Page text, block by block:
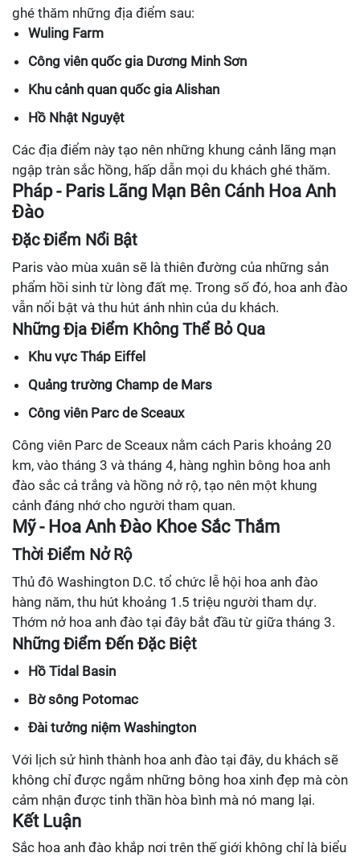
ghé thăm những địa điểm sau:
Wuling Farm
Công viên quốc gia Dương Minh Sơn
Khu cảnh quan quốc gia Alishan
Hồ Nhật Nguyệt
Các địa điểm này tạo nên những khung cảnh lãng mạn
ngập tràn sắc hồng, hấp dẫn mọi du khách ghé thăm.
Pháp - Paris Lãng Mạn Bên Cánh Hoa Anh
Đào
Đặc Điểm Nổi Bật
Paris vào mùa xuân sẽ là thiên đường của những sản
phẩm hồi sinh từ lòng đất mẹ. Trong số đó, hoa anh đào
vẫn nổi bật và thu hút ánh nhìn của du khách.
Những Địa Điểm Không Thể Bỏ Qua
Khu vực Tháp Eiffel
Quảng trường Champ de Mars
Công viên Parc de Sceaux
Công viên Parc de Sceaux nằm cách Paris khoảng 20
km, vào tháng 3 và tháng 4, hàng nghìn bông hoa anh
đào sắc cả trắng và hồng nở rộ, tạo nên một khung
cảnh đáng nhớ cho người tham quan.
Mỹ - Hoa Anh Đào Khoe Sắc Thắm
Thời Điểm Nở Rộ
Thủ đô Washington D.C. tổ chức lễ hội hoa anh đào
hàng năm, thu hút khoảng 1.5 triệu người tham dự.
Thớm nở hoa anh đào tại đây bắt đầu từ giữa tháng 3.
Những Điểm Đến Đặc Biệt
Hồ Tidal Basin
Bờ sông Potomac
Đài tưởng niệm Washington
Với lịch sử hình thành hoa anh đào tại đây, du khách sẽ
không chỉ được ngắm những bông hoa xinh đẹp mà còn
cảm nhận được tinh thần hòa bình mà nó mang lại.
Kết Luận
Sắc hoa anh đào khắp nơi trên thế giới không chỉ là biểu